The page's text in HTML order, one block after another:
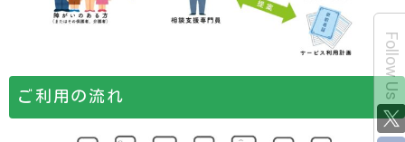
ご利用の流れ Follow Us